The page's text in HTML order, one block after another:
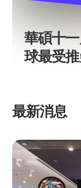
華碩十
球最受
最新消息